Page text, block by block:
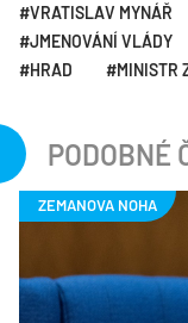
VRATISLAV MYNÁŘ
JMENOVÁNÍ VLÁDY
HRAD
MINISTR
PODOBNÉ